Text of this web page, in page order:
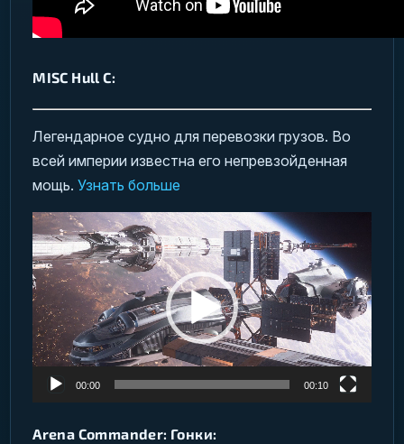
MISC Hull C:
Легендарное судно для перевозки грузов. Во
всей империи известна его непревзойденная
мощь.Узнать больше
Видеоплеер
00:00 00:10
Arena Commander: Гонки: